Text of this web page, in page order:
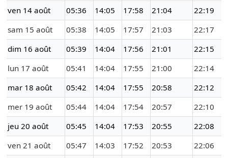
ven 14 août
05:36 14:05 17:58 21:04
22:19
sam 15 août
05:38 14:05 17:57 21:03
22:17
dim 16 août
05:39 14:04 17:56 21:01
22:15
lun 17 août
05:41 14:04 17:55 21:00
22:14
mar 18 août
05:42 14:04 17:55 20:58
22:12
mer 19 août
05:44 14:04 17:54 20:57
22:10
jeu 20 août
05:45 14:04 17:53 20:55
22:08
ven 21 août
05:47 14:03 17:52 20:53
22:06